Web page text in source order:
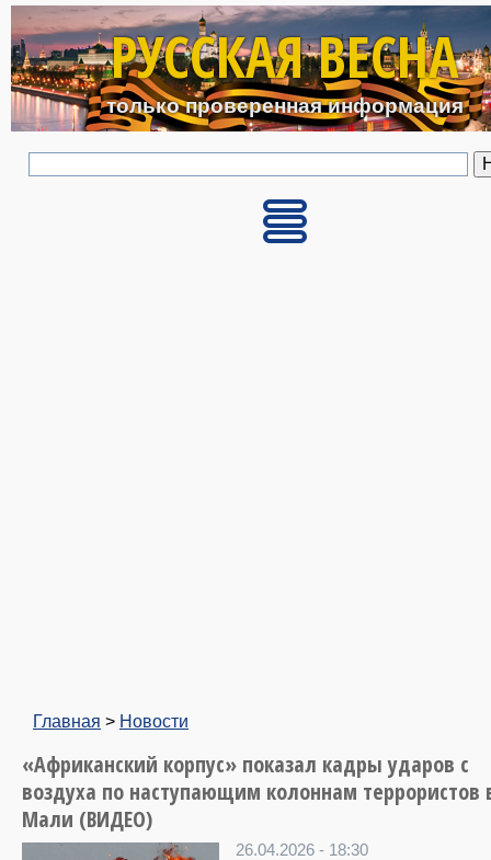
Перейти к основному
РУССКАЯ ВЕСНА
только проверенная информация
Главная > Новости
«Африканский корпус» показал кадры ударов с
воздуха по наступающим колоннам террористов
Мали (ВИДЕО)
26.04.2026 - 18:30